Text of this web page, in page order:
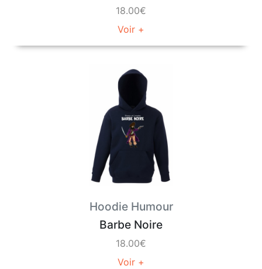
18.00€
Voir +
Hoodie Humour
Barbe Noire
18.00€
Voir +